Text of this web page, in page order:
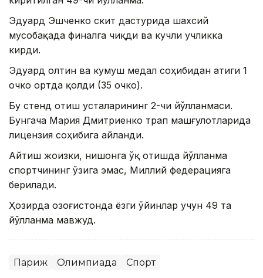
Эдуард Эшченко скит дастурида шахсий
мусобақада финалга чиқди ва кучли учликка
кирди.
Эдуард олтин ва кумуш медал соҳибидан атиги 1
очко ортда қолди (35 очко).
Бу стенд отиш усталарининг 2-чи йўлланмаси.
Бунгача Мария Дмитриенко трап машғулотларида
лицензия соҳибига айланди.
Айтиш жоизки, нишонга ўқ отишда йўлланма
спортчининг ўзига эмас, Миллий федерацияга
берилади.
Ҳозирда Қозоғистонда ёзги ўйинлар учун 49 та
йўлланма мавжуд.
Париж Олимпиада Спорт